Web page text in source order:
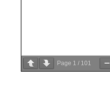
Page 1 / 101